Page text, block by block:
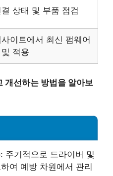
상태 및 부품 점검
이트에서 최신 펌웨어
적용
개선하는 방법을 알아보
: 주기적으로 드라이버 및
여 예방 차원에서 관리